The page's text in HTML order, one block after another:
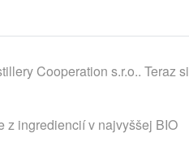
Cooperation s.r.o.. Teraz si
z ingrediencií v najvyššej BIO